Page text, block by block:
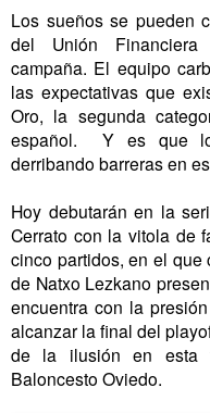
Los sueños se pueden
del Unión
campaña. El equipo
las expectativas que
Oro, la segunda
español. Y es que
derribando barreras en
Hoy debutarán en la
Cerrato con la vitola de
cinco partidos, en el que
de Natxo Lezkano
encuentra con la
alcanzar la final del
de la ilusión en esta
Baloncesto Oviedo.